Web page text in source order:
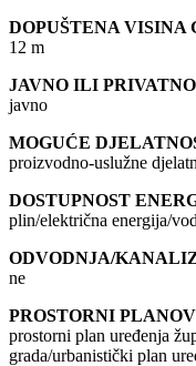
DOPUŠTENA VISINA
12 m
JAVNO ILI
javno
MOGUĆE
proizvodno-uslužne
DOSTUPNOST
plin/električna energija/
ODVODNJA/
ne
PROSTORNI
prostorni plan uređenja
grada/urbanistički plan